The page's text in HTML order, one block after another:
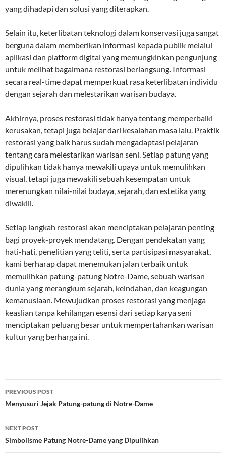
yang dihadapi dan solusi yang diterapkan.
Selain itu, keterlibatan teknologi dalam konservasi juga sangat
berguna dalam memberikan informasi kepada publik melalui
aplikasi dan platform digital yang memungkinkan pengunjung
untuk melihat bagaimana restorasi berlangsung. Informasi
secara real-time dapat memperkuat rasa keterlibatan individu
dengan sejarah dan melestarikan warisan budaya.
Akhirnya, proses restorasi tidak hanya tentang memperbaiki
kerusakan, tetapi juga belajar dari kesalahan masa lalu. Praktik
restorasi yang baik harus sudah mengadaptasi pelajaran
tentang cara melestarikan warisan seni. Setiap patung yang
dipulihkan tidak hanya mewakili upaya untuk memulihkan
visual, tetapi juga mewakili sebuah kesempatan untuk
merenungkan nilai-nilai budaya, sejarah, dan estetika yang
diwakili.
Setiap langkah restorasi akan menciptakan pelajaran penting
bagi proyek-proyek mendatang. Dengan pendekatan yang
hati-hati, penelitian yang teliti, serta partisipasi masyarakat,
kami berharap dapat menemukan jalan terbaik untuk
memulihkan patung-patung Notre-Dame, sebuah warisan
dunia yang merangkum sejarah, keindahan, dan keagungan
kemanusiaan. Mewujudkan proses restorasi yang menjaga
keaslian tanpa kehilangan esensi dari setiap karya seni
menciptakan peluang besar untuk mempertahankan warisan
kultur yang berharga ini.
Post
navigation
PREVIOUS POST
Menyusuri Jejak Patung-patung di Notre-Dame
NEXT POST
Simbolisme Patung Notre-Dame yang Dipulihkan